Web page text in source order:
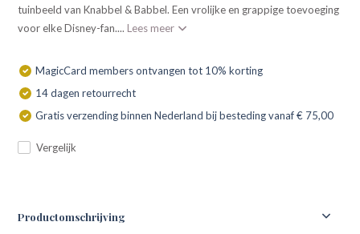
tuinbeeld van Knabbel & Babbel. Een vrolijke en grappige toevoeging
voor elke Disney-fan.... Lees meer
MagicCard members ontvangen tot 10% korting
14 dagen retourrecht
Gratis verzending binnen Nederland bij besteding vanaf € 75,00
Vergelijk
Productomschrijving